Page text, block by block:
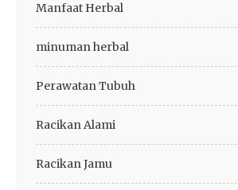
Manfaat Herbal
minuman herbal
Perawatan Tubuh
Racikan Alami
Racikan Jamu